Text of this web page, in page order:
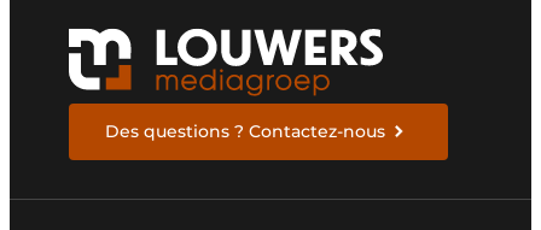
Des questions ? Contactez-nous